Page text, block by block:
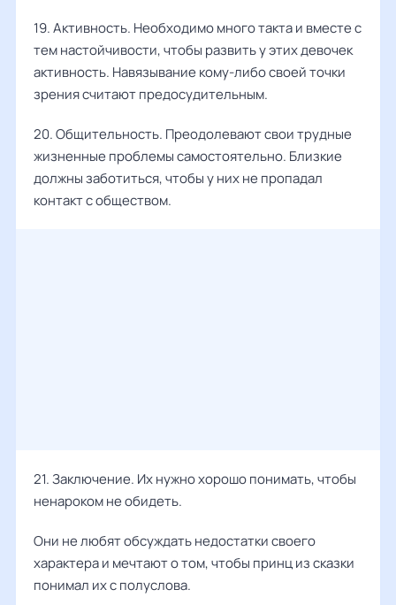
19. Активность. Необходимо много такта и вместе с
тем настойчивости, чтобы развить у этих девочек
активность. Навязывание кому-либо своей точки
зрения считают предосудительным.
20. Общительность. Преодолевают свои трудные
жизненные проблемы самостоятельно. Близкие
должны заботиться, чтобы у них не пропадал
контакт с обществом.
21. Заключение. Их нужно хорошо понимать, чтобы
ненароком не обидеть.
Они не любят обсуждать недостатки своего
характера и мечтают о том, чтобы принц из сказки
понимал их с полуслова.